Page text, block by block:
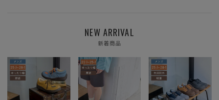
NEW ARRIVAL
新着商品